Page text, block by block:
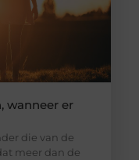
wanneer er
die van de
meer dan de